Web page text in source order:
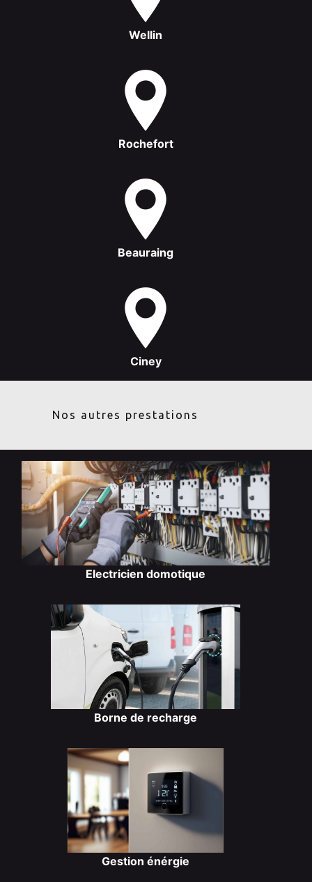
Wellin
Rochefort
Beauraing
Ciney
Nos autres prestations
Electricien domotique
Borne de recharge
Gestion énérgie